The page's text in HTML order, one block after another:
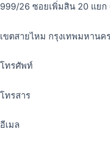
999/26 ซอยเพิ่มสิน 20 แย
เขตสายไหม กรุงเทพมหานค
โทรศัพท์
โทรสาร
อีเมล